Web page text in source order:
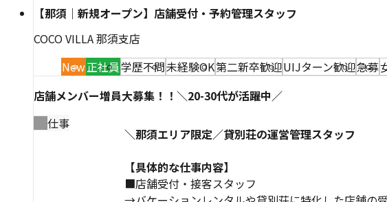
【那須｜新規オープン】店舗受付・予約管理スタッフ
COCO VILLA 那須支店
New正社員学歴不問未経験OK第二新卒歓迎UIJターン歓迎急募
店舗メンバー増員大募集！！＼20-30代が活躍中／
仕事
＼那須エリア限定／貸別荘の運営管理スタッフ
【具体的な仕事内容】
■店舗受付・接客スタッフ